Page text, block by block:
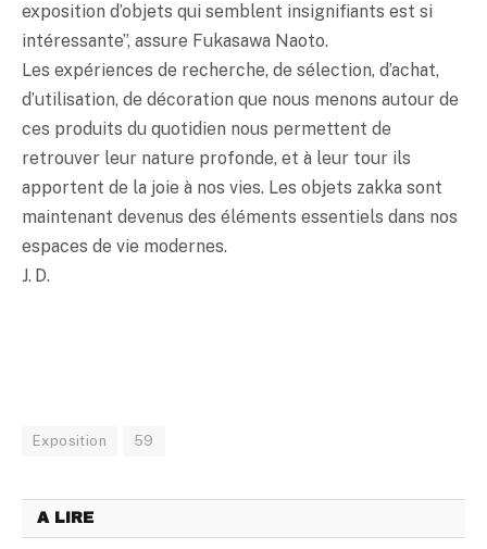
exposition d’objets qui semblent insignifiants est si
intéressante”, assure Fukasawa Naoto.
Les expériences de recherche, de sélection, d’achat,
d’utilisation, de décoration que nous menons autour de
ces produits du quotidien nous permettent de
retrouver leur nature profonde, et à leur tour ils
apportent de la joie à nos vies. Les objets zakka sont
maintenant devenus des éléments essentiels dans nos
espaces de vie modernes.
J. D.
Exposition 59
A LIRE